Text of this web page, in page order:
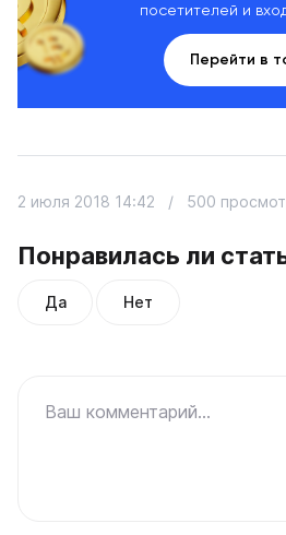
посетителей и
Перейти в
Понравилась ли
Да Нет
2 июля 2018 14:42 / 500
Ваш комментарий...